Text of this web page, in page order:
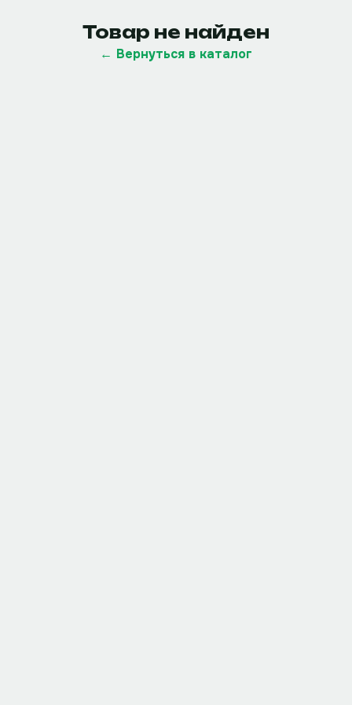
Товар не найден
← Вернуться в каталог